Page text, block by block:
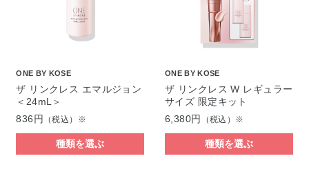
ONE BY KOSE
ザ リンクレス エマルジョン
＜24mL＞
836円
（税込）※
種類を選ぶ
ONE BY KOSE
ザ リンクレス W レギュラー
サイズ 限定キット
6,380円
（税込）※
種類を選ぶ